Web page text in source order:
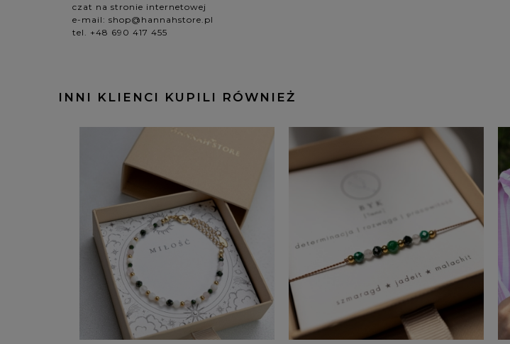
czat na stronie internetowej
e-mail: shop@hannahstore.pl
tel. +48 690 417 455
INNI KLIENCI KUPILI RÓWNIEŻ